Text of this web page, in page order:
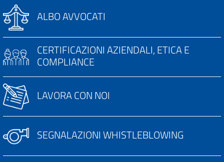
ALBO AVVOCATI
CERTIFICAZIONI AZIENDALI, ETICA E
COMPLIANCE
LAVORA CON NOI
SEGNALAZIONI WHISTLEBLOWING